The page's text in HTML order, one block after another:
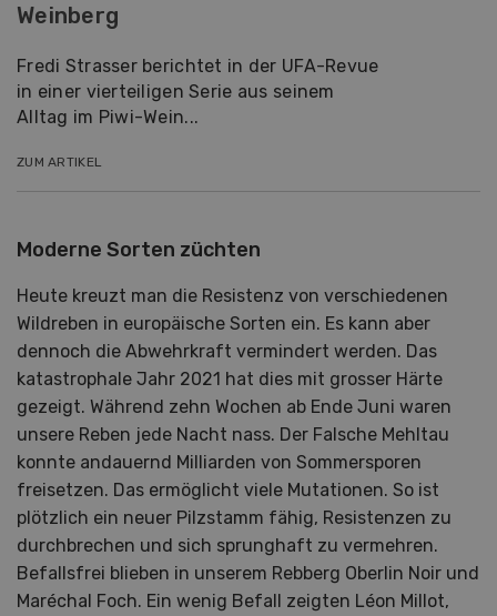
Weinberg
Fredi Strasser berichtet in der UFA-Revue
in einer vierteiligen Serie aus seinem
Alltag im Piwi-Wein...
ZUM ARTIKEL
Moderne Sorten züchten
Heute kreuzt man die Resistenz von verschiedenen
Wildreben in europäische Sorten ein. Es kann aber
dennoch die Abwehrkraft vermindert werden. Das
katastrophale Jahr 2021 hat dies mit grosser Härte
gezeigt. Während zehn Wochen ab Ende Juni waren
unsere Reben jede Nacht nass. Der Falsche Mehltau
konnte andauernd Milliarden von Sommersporen
freisetzen. Das ermöglicht viele Mutationen. So ist
plötzlich ein neuer Pilzstamm fähig, Resistenzen zu
durchbrechen und sich sprunghaft zu vermehren.
Befallsfrei blieben in unserem Rebberg Oberlin Noir und
Maréchal Foch. Ein wenig Befall zeigten Léon Millot,